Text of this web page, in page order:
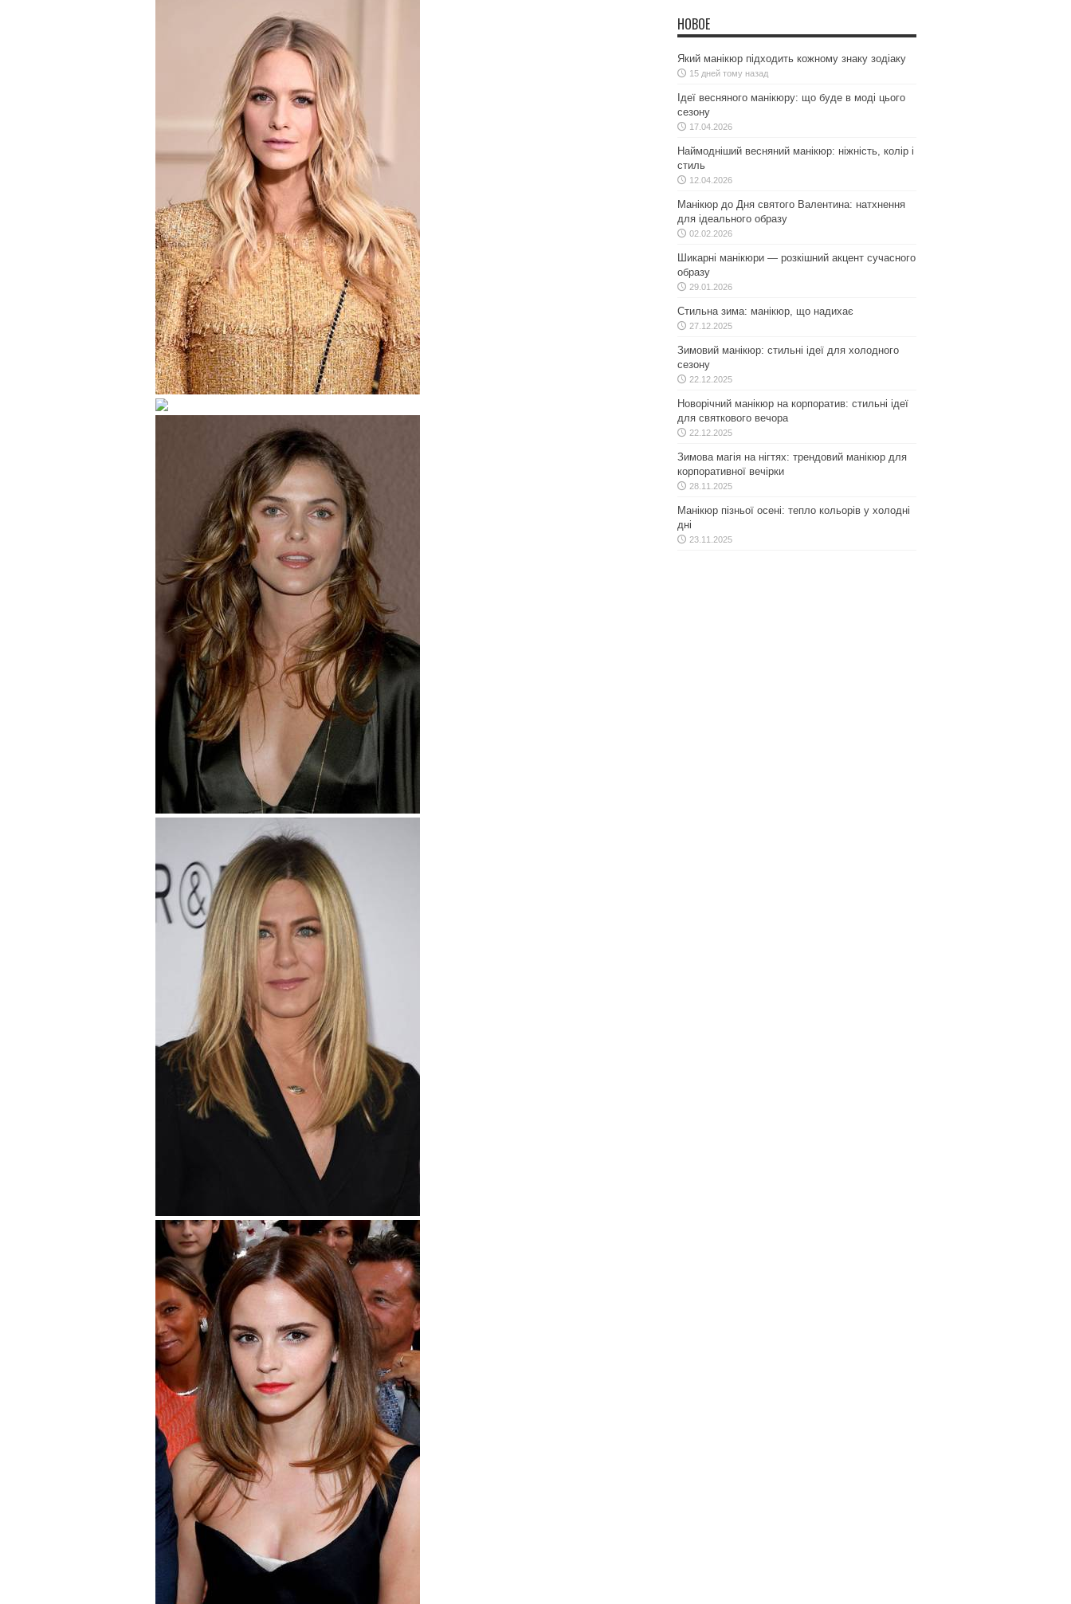
НОВОЕ
Який манікюр підходить кожному знаку зодіаку
15 дней тому назад
Ідеї весняного манікюру: що буде в моді цього
сезону
17.04.2026
Наймодніший весняний манікюр: ніжність, колір і
стиль
12.04.2026
Манікюр до Дня святого Валентина: натхнення
для ідеального образу
02.02.2026
Шикарні манікюри — розкішний акцент сучасного
образу
29.01.2026
Стильна зима: манікюр, що надихає
27.12.2025
Зимовий манікюр: стильні ідеї для холодного
сезону
22.12.2025
Новорічний манікюр на корпоратив: стильні ідеї
для святкового вечора
22.12.2025
Зимова магія на нігтях: трендовий манікюр для
корпоративної вечірки
28.11.2025
Манікюр пізньої осені: тепло кольорів у холодні
дні
23.11.2025